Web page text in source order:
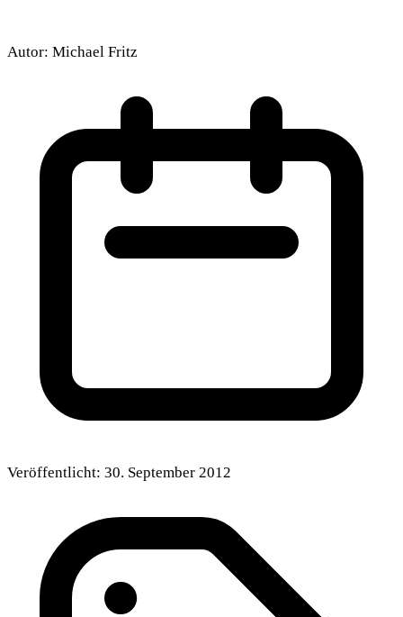
Autor: Michael Fritz
Veröffentlicht: 30. September 2012